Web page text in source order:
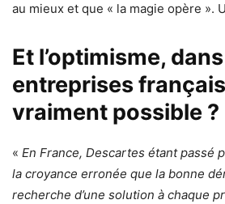
au mieux et que « la magie opère ».
Et l’optimisme,
entreprises
vraiment possible ?
« En France, Descartes étant passé
la croyance erronée que la bonne
recherche d’une solution à chaque